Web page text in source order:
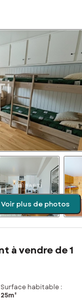
Voir plus de photos
à vendre de 1
Surface habitable :
25m²